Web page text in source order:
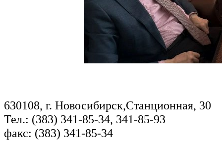
630108, г. Новосибирск,Станционная, 30
Тел.: (383) 341-85-34, 341-85-93
факс: (383) 341-85-34